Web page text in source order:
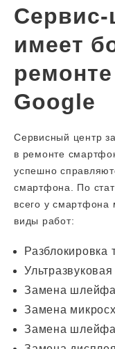
Сервис-
имеет
Google
Сервисный центр
в ремонте
успешно
смартфона. По
всего у
виды работ:
Разблокировка
Замена
Замена
Замена шлейфа